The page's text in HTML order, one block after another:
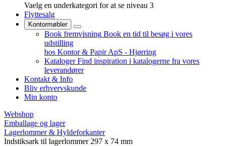
Vaelg en underkategori for at se niveau 3
Flyttesalg
Kontormøbler
Book fremvisning Book en tid til besøg i vores
udstilling
hos Kontor & Papir ApS - Hjørring
Kataloger Find inspiration i katalogerne fra vores
leverandører
Kontakt & Info
Bliv erhvervskunde
Min konto
Webshop
Emballage og lager
Lagerlommer & Hyldeforkanter
Indstiksark til lagerlommer 297 x 74 mm